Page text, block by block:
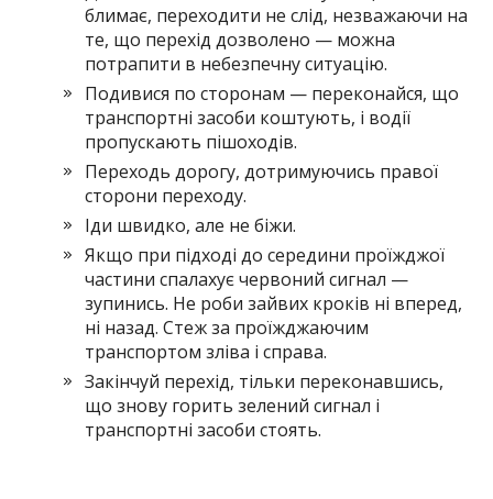
блимає, переходити не слід, незважаючи на
те, що перехід дозволено — можна
потрапити в небезпечну ситуацію.
Подивися по сторонам — переконайся, що
транспортні засоби коштують, і водії
пропускають пішоходів.
Переходь дорогу, дотримуючись правої
сторони переходу.
Іди швидко, але не біжи.
Якщо при підході до середини проїжджої
частини спалахує червоний сигнал —
зупинись. Не роби зайвих кроків ні вперед,
ні назад. Стеж за проїжджаючим
транспортом зліва і справа.
Закінчуй перехід, тільки переконавшись,
що знову горить зелений сигнал і
транспортні засоби стоять.